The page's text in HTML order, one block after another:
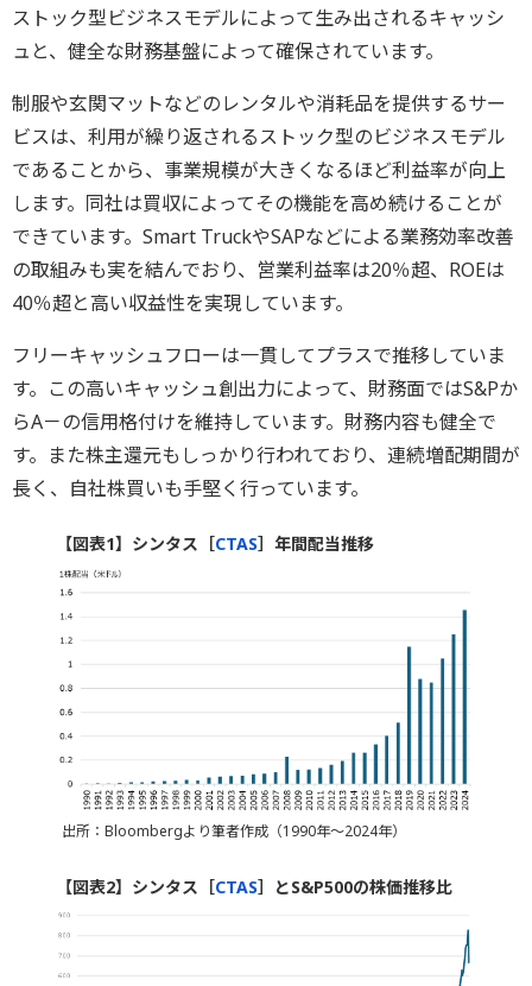
ストック型ビジネスモデルによって生み出されるキャッシ
ュと、健全な財務基盤によって確保されています。
制服や玄関マットなどのレンタルや消耗品を提供するサー
ビスは、利用が繰り返されるストック型のビジネスモデル
であることから、事業規模が大きくなるほど利益率が向上
します。同社は買収によってその機能を高め続けることが
できています。Smart TruckやSAPなどによる業務効率改善
の取組みも実を結んでおり、営業利益率は20％超、ROEは
40％超と高い収益性を実現しています。
フリーキャッシュフローは一貫してプラスで推移していま
す。この高いキャッシュ創出力によって、財務面ではS&Pか
らA－の信用格付けを維持しています。財務内容も健全で
す。また株主還元もしっかり行われており、連続増配期間が
長く、自社株買いも手堅く行っています。
【図表1】シンタス［CTAS］年間配当推移
出所：Bloombergより筆者作成（1990年～2024年）
【図表2】シンタス［CTAS］とS&P500の株価推移比